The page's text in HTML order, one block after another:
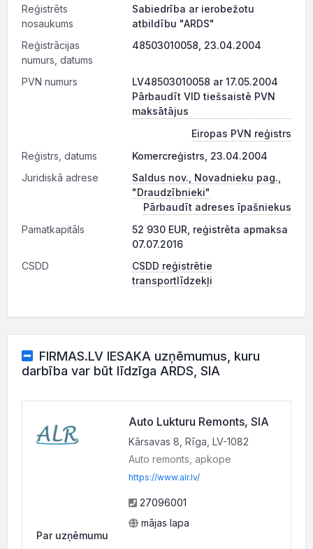
Reģistrēts
nosaukums
Sabiedrība ar ierobežotu
atbildību "ARDS"
Reģistrācijas
numurs, datums
48503010058, 23.04.2004
PVN numurs
LV48503010058 ar 17.05.2004
Pārbaudīt VID tiešsaistē PVN
maksātājus
Eiropas PVN reģistrs
Reģistrs, datums
Komercreģistrs, 23.04.2004
Juridiskā adrese
Saldus nov., Novadnieku pag.,
"Draudzībnieki"
Pārbaudīt adreses īpašniekus
Pamatkapitāls
52 930 EUR, reģistrēta apmaksa
07.07.2016
CSDD
CSDD reģistrētie
transportlīdzekļi
FIRMAS.LV IESAKA uzņēmumus, kuru
darbība var būt līdzīga ARDS, SIA
Auto Lukturu Remonts, SIA
Kārsavas 8, Rīga, LV-1082
Auto remonts, apkope
https://www.alr.lv/
27096001
mājas lapa
Par uzņēmumu